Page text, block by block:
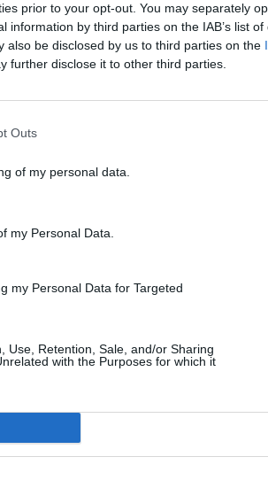
prior to your opt-out. You may separately
information by third parties on the IAB’s list of
also be disclosed by us to third parties on the
further disclose it to other third parties.
Outs
of my personal data.
my Personal Data.
my Personal Data for Targeted
Use, Retention, Sale, and/or Sharing
with the Purposes for which it
?
don !